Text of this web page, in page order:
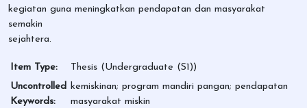
kegiatan guna meningkatkan pendapatan dan masyarakat
semakin
sejahtera.
Item Type:
Thesis (Undergraduate (S1))
Uncontrolled
Keywords:
kemiskinan; program mandiri pangan; pendapatan
masyarakat miskin